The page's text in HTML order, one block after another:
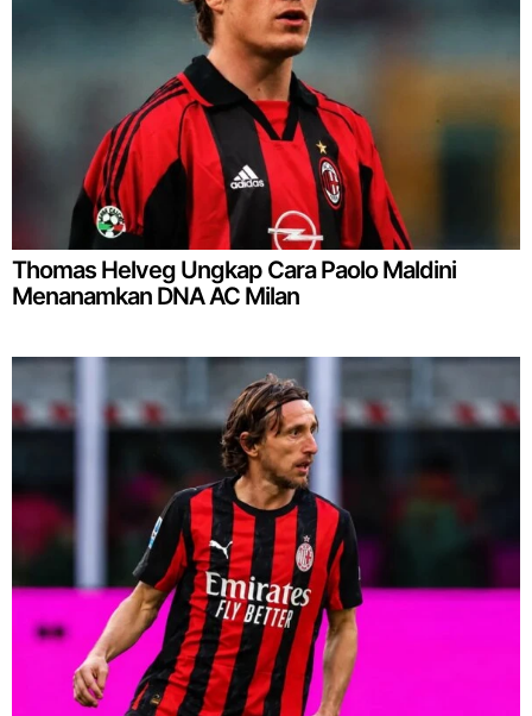
Thomas Helveg Ungkap Cara Paolo Maldini
Menanamkan DNA AC Milan